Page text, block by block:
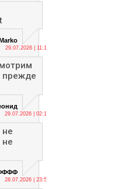
29.07.2026 | 11:13
прежде
29.07.2026 | 02:12
не
не
28.07.2026 | 23:56